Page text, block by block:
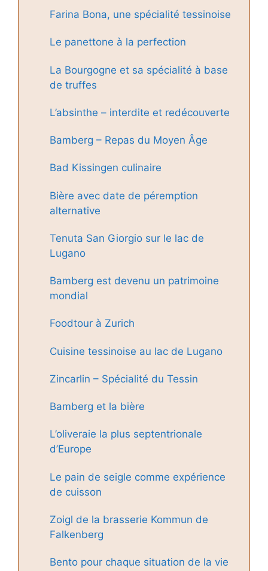
Farina Bona, une spécialité tessinoise
Le panettone à la perfection
La Bourgogne et sa spécialité à base
de truffes
L’absinthe – interdite et redécouverte
Bamberg – Repas du Moyen Âge
Bad Kissingen culinaire
Bière avec date de péremption
alternative
Tenuta San Giorgio sur le lac de
Lugano
Bamberg est devenu un patrimoine
mondial
Foodtour à Zurich
Cuisine tessinoise au lac de Lugano
Zincarlin – Spécialité du Tessin
Bamberg et la bière
L’oliveraie la plus septentrionale
d’Europe
Le pain de seigle comme expérience
de cuisson
Zoigl de la brasserie Kommun de
Falkenberg
Bento pour chaque situation de la vie